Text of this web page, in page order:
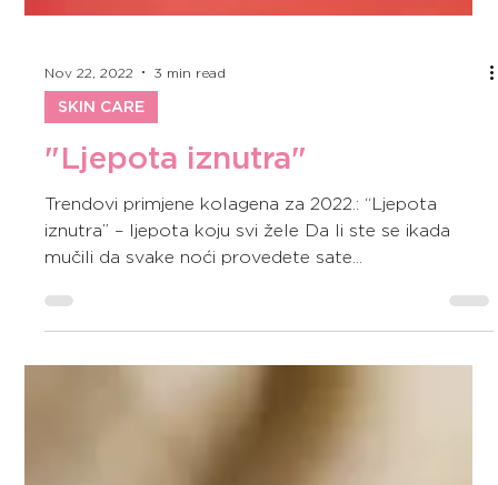
Nov 22, 2022 3 min read
SKIN CARE
"Ljepota iznutra"
Trendovi primjene kolagena za 2022.: “Ljepota
mučili da svake noći provedete sate...